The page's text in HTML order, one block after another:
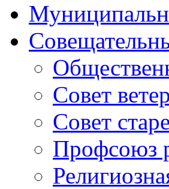
Совет
Совет
Профсоюз